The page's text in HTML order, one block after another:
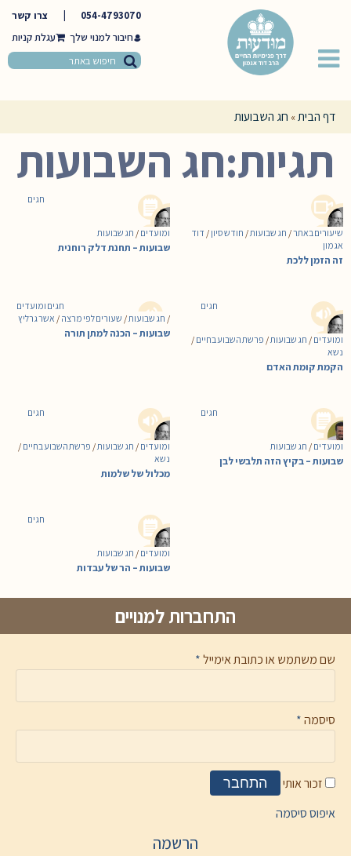
054-4793070
צרו קשר
חיבור למנוי שלך
דף הבית» חג השבועות
תגיות:חג השבועות
חגים
ומועדים / חג שבועות
שבועות – תחנת דלק רוחנית
שיעורים באתר/ חג שבועות/ חודש סיון / דוד
אגמון
זה הזמן ללכת
חגים ומועדים
/ חג שבועות/ שעורים לפי מרצה / אשר גרליץ
שבועות – הכנה למתן תורה
חגים
ומועדים / חג שבועות/ פרשת השבוע בחיים /
נשא
הקמת קומת האדם
חגים
ומועדים / חג שבועות/ פרשת השבוע בחיים /
נשא
מכלול של שלמות
חגים
ומועדים / חג שבועות
שבועות – בקיץ הזה תלבשי לבן
חגים
ומועדים / חג שבועות
שבועות – הר של עבדות
התחברות למנויים
שם משתמש או כתובת אימייל*
סיסמה*
זכור אותי התחבר
איפוס סיסמה
הרשמה